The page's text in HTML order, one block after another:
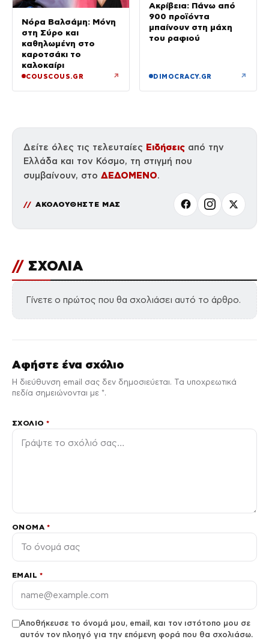
Νόρα Βαλσάμη: Μόνη
στη Σύρο και
καθηλωμένη στο
καροτσάκι το
καλοκαίρι
COUSCOUS.GR ↗
Ακρίβεια: Πάνω από
900 προϊόντα
μπαίνουν στη μάχη
του ραφιού
DIMOCRACY.GR ↗
Δείτε όλες τις τελευταίες Ειδήσεις από την
Ελλάδα και τον Κόσμο, τη στιγμή που
συμβαίνουν, στο ΔΕΔΟΜΕΝΟ.
ΑΚΟΛΟΥΘΗΣΤΕ ΜΑΣ
// ΣΧΟΛΙΑ
Γίνετε ο πρώτος που θα σχολιάσει αυτό το άρθρο.
Αφήστε ένα σχόλιο
Η διεύθυνση email σας δεν δημοσιεύεται. Τα υποχρεωτικά
πεδία σημειώνονται με *.
ΣΧΌΛΙΟ*
ΌΝΟΜΑ *
EMAIL *
Αποθήκευσε το όνομά μου, email, και τον ιστότοπο μου σε
αυτόν τον πλοηγό για την επόμενη φορά που θα σχολιάσω.